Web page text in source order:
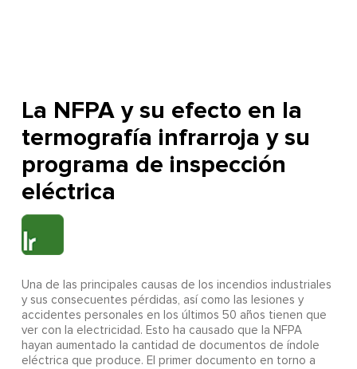
La NFPA y su efecto en la
termografía infrarroja y su
programa de inspección
eléctrica
Una de las principales causas de los incendios industriales
y sus consecuentes pérdidas, así como las lesiones y
accidentes personales en los últimos 50 años tienen que
ver con la electricidad. Esto ha causado que la NFPA
hayan aumentado la cantidad de documentos de índole
eléctrica que produce. El primer documento en torno a